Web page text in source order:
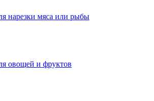
нарезки мяса или рыбы
овощей и фруктов